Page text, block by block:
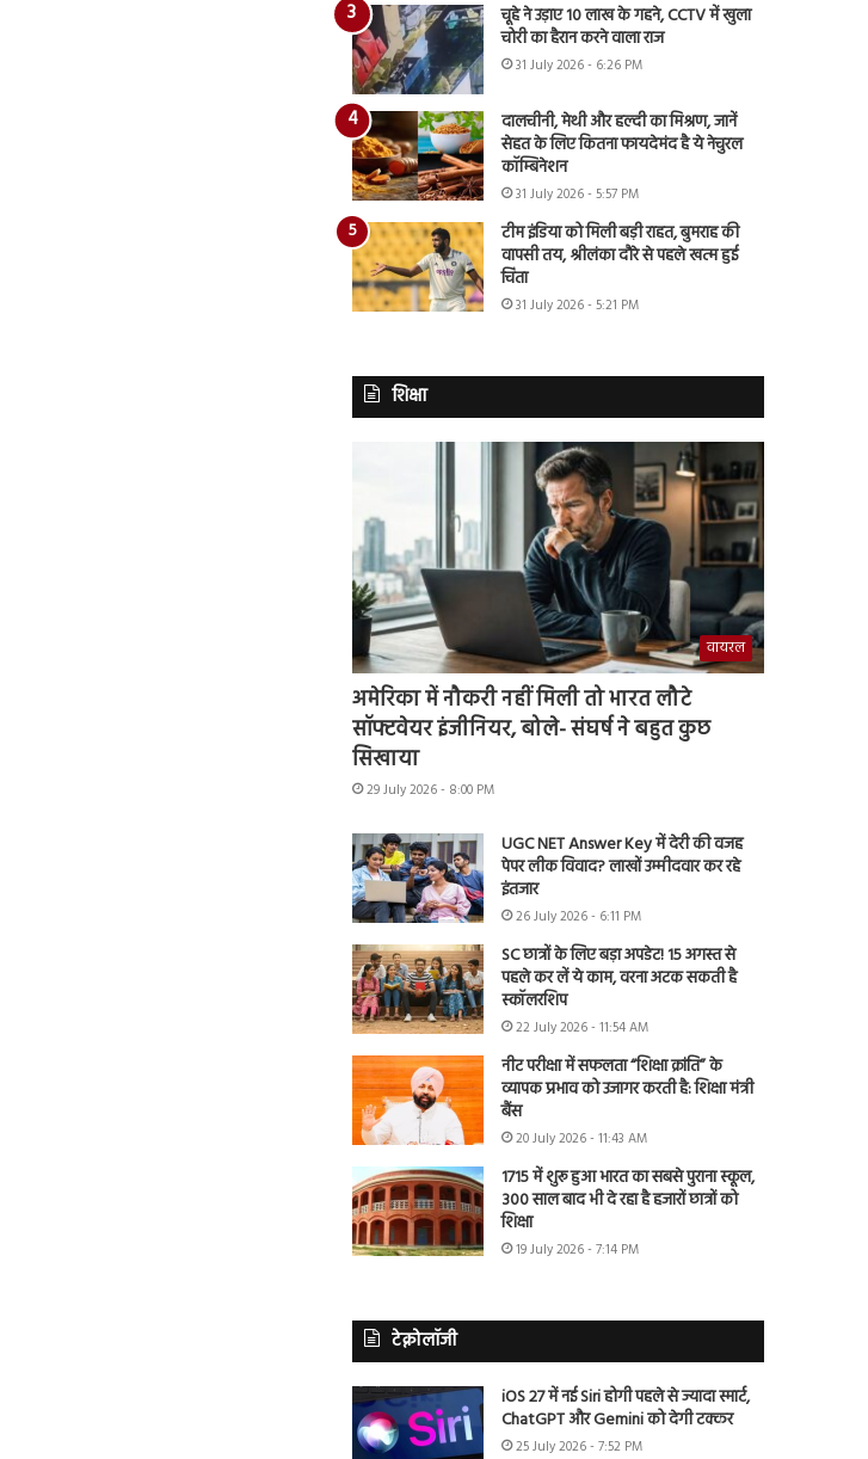
चूहे ने उड़ाए 10 लाख के गहने, CCTV में खुला
चोरी का हैरान करने वाला राज
31 July 2026 - 6:26 PM
दालचीनी, मेथी और हल्दी का मिश्रण, जानें
सेहत के लिए कितना फायदेमंद है ये नेचुरल
कॉम्बिनेशन
31 July 2026 - 5:57 PM
टीम इंडिया को मिली बड़ी राहत, बुमराह की
वापसी तय, श्रीलंका दौरे से पहले खत्म हुई
चिंता
31 July 2026 - 5:21 PM
शिक्षा
वायरल
अमेरिका में नौकरी नहीं मिली तो भारत लौटे
सॉफ्टवेयर इंजीनियर, बोले- संघर्ष ने बहुत कुछ
सिखाया
29 July 2026 - 8:00 PM
UGC NET Answer Key में देरी की वजह
पेपर लीक विवाद? लाखों उम्मीदवार कर रहे
इंतजार
26 July 2026 - 6:11 PM
SC छात्रों के लिए बड़ा अपडेट! 15 अगस्त से
पहले कर लें ये काम, वरना अटक सकती है
स्कॉलरशिप
22 July 2026 - 11:54 AM
नीट परीक्षा में सफलता “शिक्षा क्रांति” के
व्यापक प्रभाव को उजागर करती है: शिक्षा मंत्री
बैंस
20 July 2026 - 11:43 AM
1715 में शुरू हुआ भारत का सबसे पुराना स्कूल,
300 साल बाद भी दे रहा है हजारों छात्रों को
शिक्षा
19 July 2026 - 7:14 PM
टेक्नोलॉजी
iOS 27 में नई Siri होगी पहले से ज्यादा स्मार्ट,
ChatGPT और Gemini को देगी टक्कर
25 July 2026 - 7:52 PM